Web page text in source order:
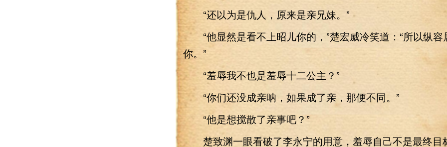
“还以为是仇人，原来是亲兄妹。”
“他显然是看不上昭儿你的，”楚宏威冷笑道：“所以纵容
你。”
“羞辱我不也是羞辱十二公主？”
“你们还没成亲呐，如果成了亲，那便不同。”
“他是想搅散了亲事吧？”
楚致渊一眼看破了李永宁的用意，羞辱自己不是最终目